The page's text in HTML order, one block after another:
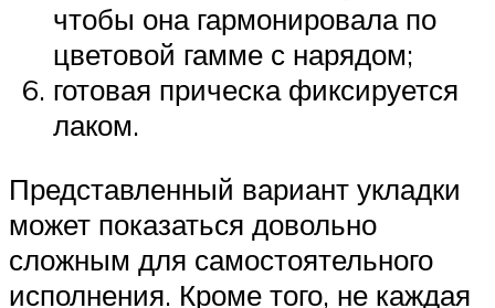
чтобы она гармонировала по
цветовой гамме с нарядом;
готовая прическа фиксируется
лаком.
Представленный вариант укладки
может показаться довольно
сложным для самостоятельного
исполнения. Кроме того, не каждая